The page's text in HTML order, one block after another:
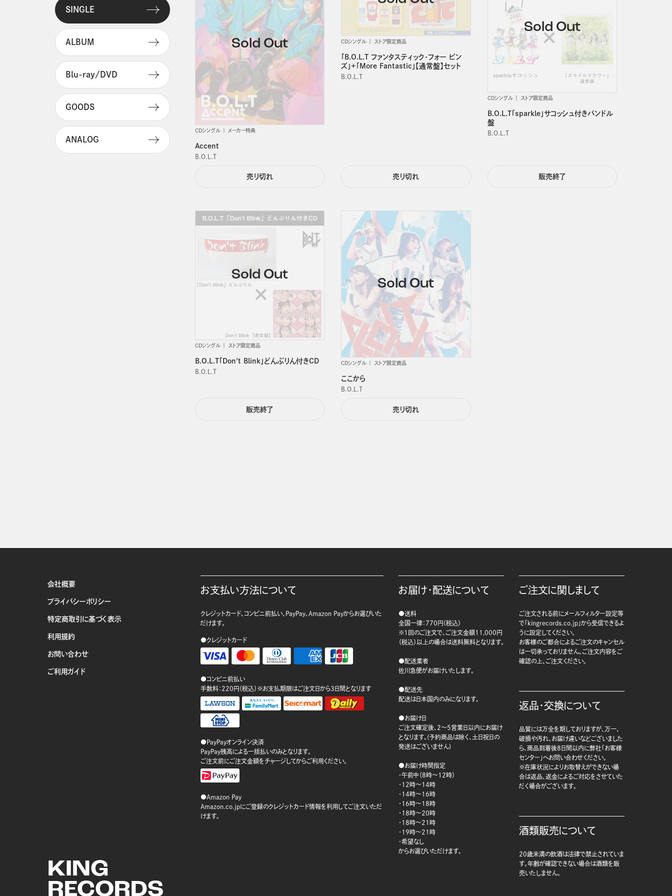
SINGLE
ALBUM
Blu-ray/DVD
GOODS
ANALOG
CDシングル メーカー特典
Accent
B.O.L.T
売り切れ
CDシングル ストア限定商品
「B.O.L.T ファンタスティック･フォー ピン
ズ」+「More Fantastic」【通常盤】セット
B.O.L.T
売り切れ
CDシングル ストア限定商品
B.O.L.T「sparkle」サコッシュ付きバンドル
盤
B.O.L.T
販売終了
CDシングル ストア限定商品
B.O.L.T「Don't Blink」どんぶりん付きCD
B.O.L.T
販売終了
CDシングル ストア限定商品
ここから
B.O.L.T
売り切れ
会社概要
プライバシーポリシー
特定商取引に基づく表示
利用規約
お問い合わせ
ご利用ガイド
KING
RECORDS
お支払い方法について
クレジットカード、コンビニ前払い、PayPay、Amazon Payからお選びいた
だけます。
●クレジットカード
●コンビニ前払い
手数料：220円（税込）※お支払期限はご注文日から3日間となります
●PayPayオンライン決済
PayPay残高による一括払いのみとなります。
ご注文前にご注文金額をチャージしてからご利用ください。
●Amazon Pay
Amazon.co.jpにご登録のクレジットカード情報を利用してご注文いただ
けます。
お届け・配送について
●送料
全国一律：770円（税込）
※1回のご注文で、ご注文金額11,000円
（税込）以上の場合は送料無料となります。
●配送業者
佐川急便がお届けいたします。
●配送先
配送は日本国内のみになります。
●お届け日
ご注文確定後、2～5営業日以内にお届け
となります。(予約商品は除く、土日祝日の
発送はございません)
●お届け時間指定
・午前中（8時～12時）
・12時～14時
・14時～16時
・16時～18時
・18時～20時
・18時～21時
・19時～21時
・希望なし
からお選びいただけます。
ご注文に関しまして
ご注文される前にメールフィルター設定等
で「kingrecords.co.jp」から受信できるよ
うに設定してください。
お客様のご都合によるご注文のキャンセル
は一切承っておりません。ご注文内容をご
確認の上、ご注文ください。
返品・交換について
品質には万全を期しておりますが、万一、
破損や汚れ、お届け違いなどございました
ら、商品到着後8日間以内に弊社「お客様
センター」へお問い合わせください。
※在庫状況によりお取替えができない場
合は返品、返金によるご対応をさせていた
だく場合がございます。
酒類販売について
20歳未満の飲酒は法律で禁止されていま
す。年齢が確認できない場合は酒類を販
売いたしません。